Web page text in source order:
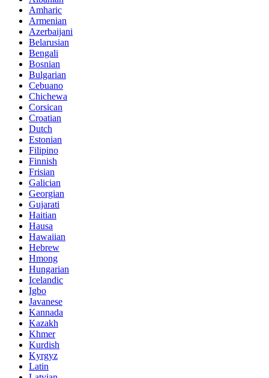
Amharic
Armenian
Azerbaijani
Belarusian
Bengali
Bosnian
Bulgarian
Cebuano
Chichewa
Corsican
Croatian
Dutch
Estonian
Filipino
Finnish
Frisian
Galician
Georgian
Gujarati
Haitian
Hausa
Hawaiian
Hebrew
Hmong
Hungarian
Icelandic
Igbo
Javanese
Kannada
Kazakh
Khmer
Kurdish
Kyrgyz
Latin